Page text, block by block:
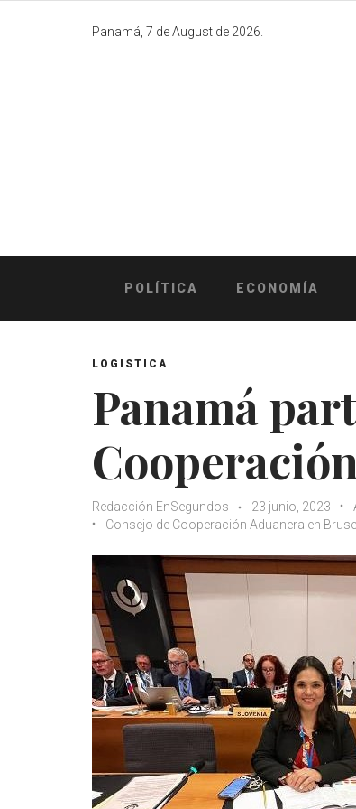
Panamá, 7 de August de 2026.
POLÍTICA ECONOMÍA
LOGISTICA
Panamá
Redacción EnSegundos 23 junio, 2023
Consejo de Cooperación Aduanera en